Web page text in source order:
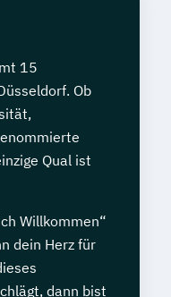
15
Ob
Qual ist
Willkommen“
dein Herz für
dann bist